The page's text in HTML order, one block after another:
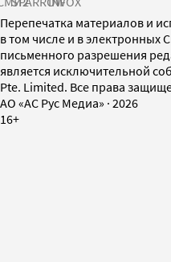
Перепечатка материалов и
в том числе и в
письменного разрешения
является исключительной
Pte. Limited. Все права
AO «АС Рус Медиа» · 2026
16+